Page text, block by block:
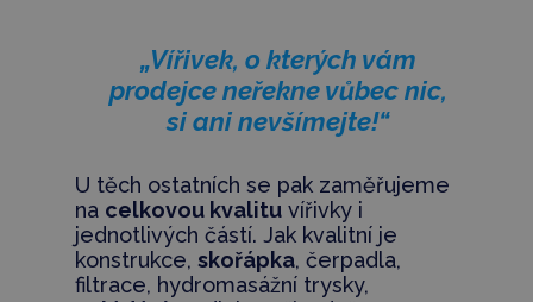
„Vířivek, o kterých vám
prodejce neřekne vůbec nic,
si ani nevšímejte!“
U těch ostatních se pak zaměřujeme
na celkovou kvalituvířivky i
jednotlivých částí. Jak kvalitní je
konstrukce, skořápka, čerpadla,
filtrace, hydromasážní trysky,